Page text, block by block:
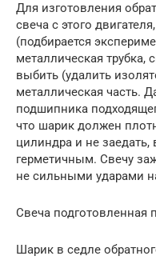
Для изготовления
свеча с этого
(подбирается
металлическая трубка,
выбить (удалить
металлическая часть.
подшипника
что шарик должен
цилиндра и не
герметичным. Свечу
не сильными ударами
Свеча подготовленная
Шарик в седле